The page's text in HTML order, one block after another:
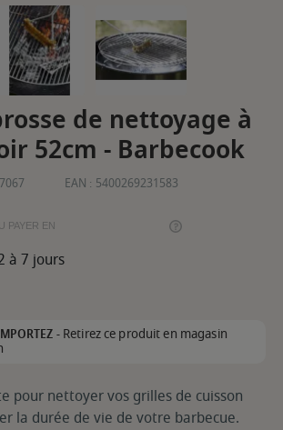
de nettoyage à
52cm - Barbecook
EAN : 5400269231583
PAYER EN
à 7 jours
-Retirez ce produit en magasin
pour nettoyer vos grilles de cuisson
la durée de vie de votre barbecue.